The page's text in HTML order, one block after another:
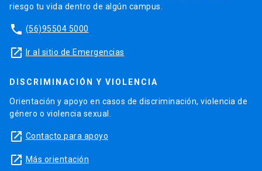
riesgo tu vida dentro de algún campus.
phone (56)95504 5000
launch Ir al sitio de Emergencias
DISCRIMINACIÓN Y VIOLENCIA
Orientación y apoyo en casos de discriminación, violencia de
género o violencia sexual.
launch Contacto para apoyo
launch Más orientación